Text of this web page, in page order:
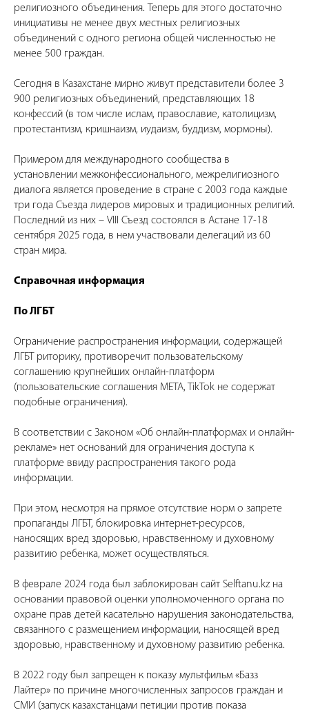
религиозного объединения. Теперь для этого достаточно
инициативы не менее двух местных религиозных
объединений с одного региона общей численностью не
менее 500 граждан.
Сегодня в Казахстане мирно живут представители более 3
900 религиозных объединений, представляющих 18
конфессий (в том числе ислам, православие, католицизм,
протестантизм, кришнаизм, иудаизм, буддизм, мормоны).
Примером для международного сообщества в
установлении межконфессионального, межрелигиозного
диалога является проведение в стране с 2003 года каждые
три года Съезда лидеров мировых и традиционных религий.
Последний из них – VIII Съезд состоялся в Астане 17-18
сентября 2025 года, в нем участвовали делегаций из 60
стран мира.
Справочная информация
По ЛГБТ
Ограничение распространения информации, содержащей
ЛГБТ риторику, противоречит пользовательскому
соглашению крупнейших онлайн-платформ
(пользовательские соглашения META, TikTok не содержат
подобные ограничения).
В соответствии с Законом «Об онлайн-платформах и онлайн-
рекламе» нет оснований для ограничения доступа к
платформе ввиду распространения такого рода
информации.
При этом, несмотря на прямое отсутствие норм о запрете
пропаганды ЛГБТ, блокировка интернет-ресурсов,
наносящих вред здоровью, нравственному и духовному
развитию ребенка, может осуществляться.
В феврале 2024 года был заблокирован сайт Selftanu.kz на
основании правовой оценки уполномоченного органа по
охране прав детей касательно нарушения законодательства,
связанного с размещением информации, наносящей вред
здоровью, нравственному и духовному развитию ребенка.
В 2022 году был запрещен к показу мультфильм «Базз
Лайтер» по причине многочисленных запросов граждан и
СМИ (запуск казахстанцами петиции против показа